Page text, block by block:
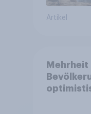
Artikel
Mehrheit